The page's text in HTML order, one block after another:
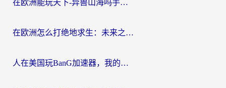
在欧洲能玩天下-异兽山海吗手游？海外玩家的加速器生存指南
在欧洲怎么打绝地求生：未来之役不卡？留学生亲测的加速器避坑指南
人在美国玩BanG加速器，我的延迟终于绿了